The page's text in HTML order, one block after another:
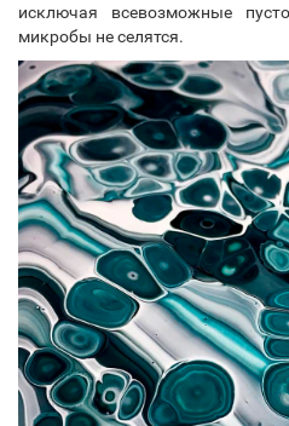
исключая всевозможные
микробы не селятся.